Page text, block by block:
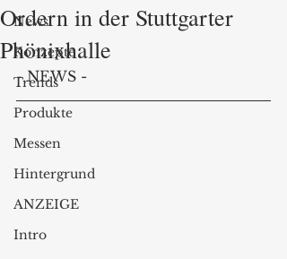
News
Konzepte
Trends
Produkte
Messen
Hintergrund
ANZEIGE
Intro
Ordern in der Stuttgarter
Phönixhalle
- NEWS -